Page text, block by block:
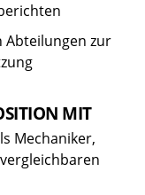
zur
MIT
Mechaniker,